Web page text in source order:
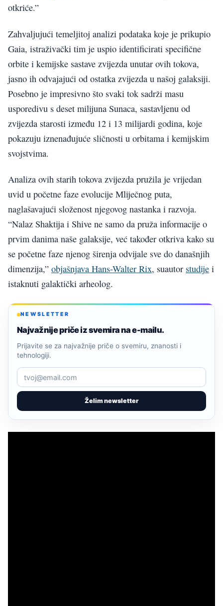
otkriće.”
Zahvaljujući temeljitoj analizi podataka koje je prikupio
Gaia, istraživački tim je uspio identificirati specifične
orbite i kemijske sastave zvijezda unutar ovih tokova,
jasno ih odvajajući od ostatka zvijezda u našoj galaksiji.
Posebno je impresivno što svaki tok sadrži masu
usporedivu s deset milijuna Sunaca, sastavljenu od
zvijezda starosti između 12 i 13 milijardi godina, koje
pokazuju iznenađujuće sličnosti u orbitama i kemijskim
svojstvima.
Analiza ovih starih tokova zvijezda pružila je vrijedan
uvid u početne faze evolucije Mliječnog puta,
naglašavajući složenost njegovog nastanka i razvoja.
“Nalaz Shaktija i Shive ne samo da pruža informacije o
prvim danima naše galaksije, već također otkriva kako su
se početne faze njenog širenja odvijale sve do današnjih
dimenzija,” objašnjava Hans-Walter Rix, suautor studije i
istaknuti galaktički arheolog.
NEWSLETTER
Najvažnije priče iz svemira na e-mailu.
Želim newsletter
Prijavite se za najvažnije priče o svemiru, znanosti i
tehnologiji.